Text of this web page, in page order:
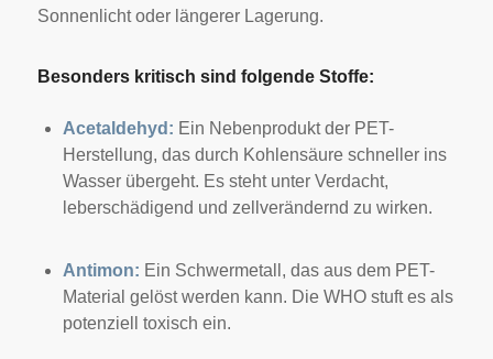
Sonnenlicht oder längerer Lagerung.
Besonders kritisch sind folgende Stoffe:
Acetaldehyd: Ein Nebenprodukt der PET-
Herstellung, das durch Kohlensäure schneller ins
Wasser übergeht. Es steht unter Verdacht,
leberschädigend und zellverändernd zu wirken.
Antimon: Ein Schwermetall, das aus dem PET-
Material gelöst werden kann. Die WHO stuft es als
potenziell toxisch ein.